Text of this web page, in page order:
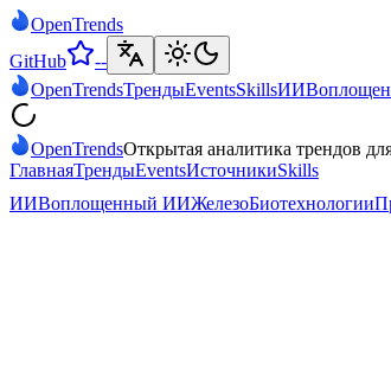
OpenTrends
GitHub
--
OpenTrendsТрендыEventsSkillsИИ
OpenTrendsОткрытая аналитика трендов
ГлавнаяТрендыEventsИсточникиSkills
ИИВоплощенный ИИЖелезоБиотехнологии